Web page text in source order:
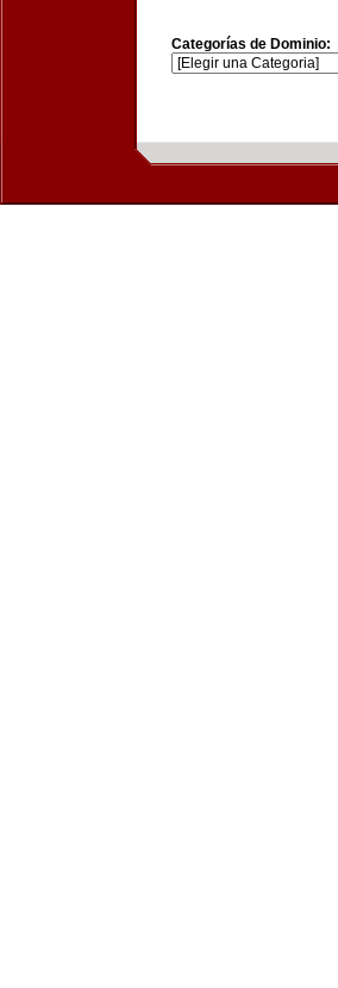
Categorías de Dominio: